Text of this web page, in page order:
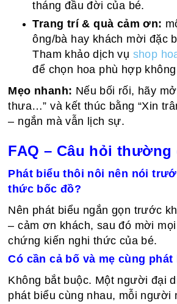
tháng đầu đời của bé.
Trang trí & quà cảm ơn:
ông/bà hay khách mời đặc
Tham khảo dịch vụ shop
để chọn hoa phù hợp
Mẹo nhanh: Nếu bối rối, hãy
thưa…” và kết thúc bằng “Xin
– ngắn mà vẫn lịch sự.
FAQ – Câu hỏi thường
Phát biểu thôi nôi nên nói
thức bốc đồ?
Nên phát biểu ngắn gọn trước
– cảm ơn khách, sau đó mời
chứng kiến nghi thức của bé.
Có cần cả bố và mẹ cùng
Không bắt buộc. Một người đại
phát biểu cùng nhau, mỗi người